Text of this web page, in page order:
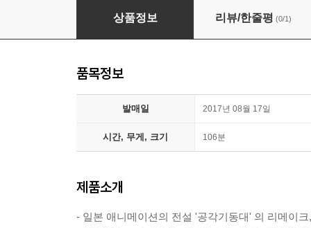
공각기동대: 고스트 인 더 쉘 (2Disc 4K
상품정보 리뷰/한줄평 (0/1)
품목정보
발매일 2017년 08월 17일
시간, 무게, 크기 106분
제품소개
- 일본 애니메이션의 전설 '공각기동대' 의 리메이